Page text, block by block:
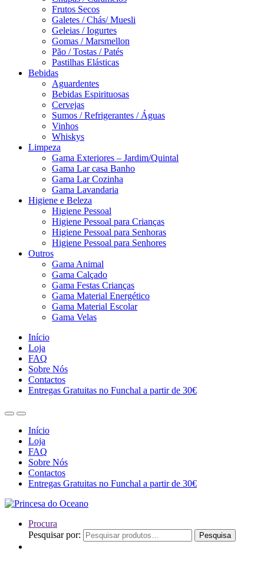
Frutos Secos
Galetes / Chás/ Muesli
Geleias / Iogurtes
Gomas / Marsmellon
Pão / Tostas / Patés
Pastilhas Elásticas
Bebidas
Aguardentes
Bebidas Espirituosas
Cervejas
Sumos / Refrigerantes / Águas
Vinhos
Whiskys
Limpeza
Gama Exteriores – Jardim/Quintal
Gama Lar casa Banho
Gama Lar Cozinha
Gama Lavandaria
Higiene e Beleza
Higiene Pessoal
Higiene Pessoal para Crianças
Higiene Pessoal para Senhoras
Higiene Pessoal para Senhores
Outros
Gama Animal
Gama Calçado
Gama Festas Crianças
Gama Material Energético
Gama Material Escolar
Gama Velas
Início
Loja
FAQ
Sobre Nós
Contactos
Entregas Gratuitas no Funchal a partir de 30€
Início
Loja
FAQ
Sobre Nós
Contactos
Entregas Gratuitas no Funchal a partir de 30€
Procura
Pesquisar por:
Pesquisa